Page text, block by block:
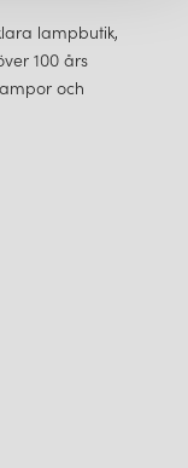
lampbutik,
100 års
och